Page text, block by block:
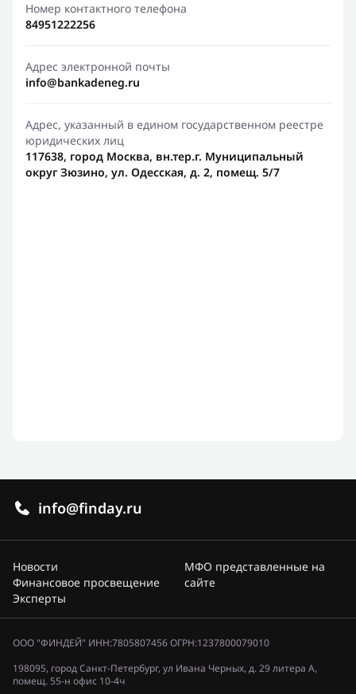
Номер контактного телефона
84951222256
Адрес электронной почты
info@bankadeneg.ru
Адрес, указанный в едином государственном реестре
юридических лиц
117638, город Москва, вн.тер.г. Муниципальный
округ Зюзино, ул. Одесская, д. 2, помещ. 5/7
info@finday.ru
Новости
Финансовое просвещение
Эксперты
МФО представленные на
сайте
ООО "ФИНДЕЙ" ИНН:7805807456 ОГРН:1237800079010
198095, город Санкт-Петербург, ул Ивана Черных, д. 29 литера А,
помещ. 55-н офис 10-4ч